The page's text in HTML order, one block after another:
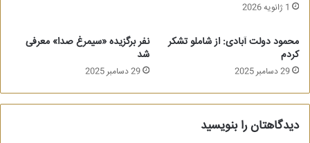
1 ژانویه 2026
محمود دولت آبادی: از شاملو تشکر
کردم
29 دسامبر 2025
نفر برگزیده «سیمرغ صدا» معرفی
شد
29 دسامبر 2025
دیدگاهتان را بنویسید